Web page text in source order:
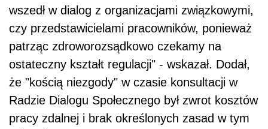
wszedł w dialog z organizacjami związkowymi,
czy przedstawicielami pracowników, ponieważ
patrząc zdroworozsądkowo czekamy na
ostateczny kształt regulacji" - wskazał. Dodał,
że "kością niezgody" w czasie konsultacji w
Radzie Dialogu Społecznego był zwrot kosztów
pracy zdalnej i brak określonych zasad w tym